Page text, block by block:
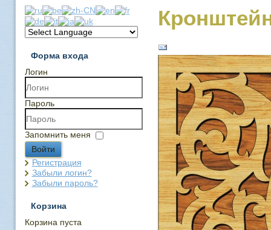
Форма входа
Логин
Пароль
Запомнить меня
Войти
Регистрация
Забыли логин?
Забыли пароль?
Корзина
Корзина пуста